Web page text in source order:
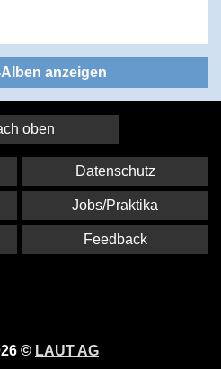
anzeigen
oben
© LAUT AG
Datenschutz
Jobs/Praktika
Feedback